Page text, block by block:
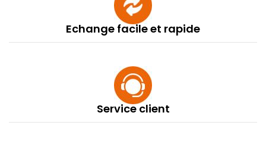
Echange facile et rapide
Service client